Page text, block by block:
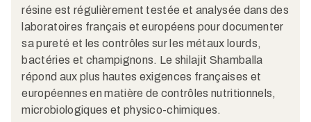
résine est régulièrement testée et analysée dans des
laboratoires français et européens pour documenter
sa pureté et les contrôles sur les métaux lourds,
bactéries et champignons. Le shilajit Shamballa
répond aux plus hautes exigences françaises et
européennes en matière de contrôles nutritionnels,
microbiologiques et physico-chimiques.​